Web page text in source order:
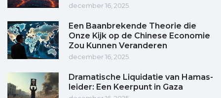
december 16, 2025
Een Baanbrekende Theorie die
Onze Kijk op de Chinese Economie
Zou Kunnen Veranderen
december 16, 2025
Dramatische Liquidatie van Hamas-
leider: Een Keerpunt in Gaza